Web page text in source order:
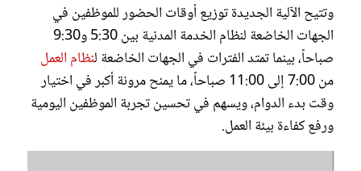
وتتيح الآلية الجديدة توزيع أوقات الحضور للموظفين في
الجهات الخاضعة لنظام الخدمة المدنية بين 5:30 و9:30
صباحاً، بينما تمتد الفترات في الجهات الخاضعة لنظام العمل
من 7:00 إلى 11:00 صباحاً، ما يمنح مرونة أكبر في اختيار
وقت بدء الدوام، ويسهم في تحسين تجربة الموظفين اليومية
ورفع كفاءة بيئة العمل.